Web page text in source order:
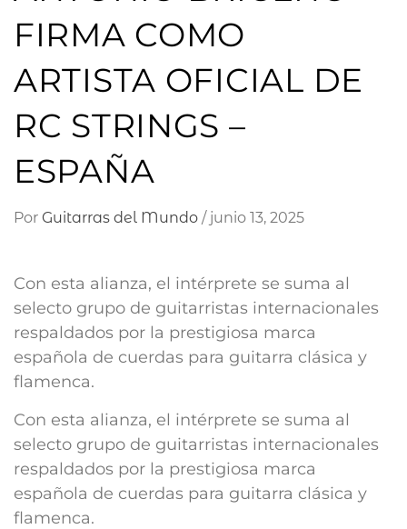
FIRMA COMO
ARTISTA OFICIAL DE
RC STRINGS –
ESPAÑA
Por Guitarras del Mundo / junio 13, 2025
Con esta alianza, el intérprete se suma al
selecto grupo de guitarristas internacionales
respaldados por la prestigiosa marca
española de cuerdas para guitarra clásica y
flamenca.
Con esta alianza, el intérprete se suma al
selecto grupo de guitarristas internacionales
respaldados por la prestigiosa marca
española de cuerdas para guitarra clásica y
flamenca.